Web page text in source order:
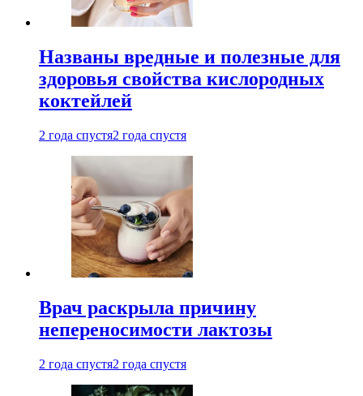
Названы вредные и полезные для
здоровья свойства кислородных
коктейлей
2 года спустя2 года спустя
Врач раскрыла причину
непереносимости лактозы
2 года спустя2 года спустя